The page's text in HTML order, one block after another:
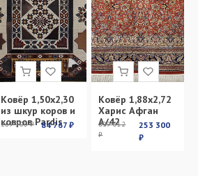
Ковёр 1,50х2,30
из шкур коров и
ковров Pardis
269 100 ₽ 84 767 ₽
Ковёр 1,88х2,72
Харис Афган
А/42
899 012
₽
253 300
₽